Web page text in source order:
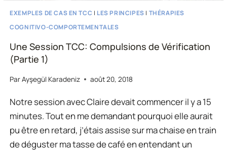
EXEMPLES DE CAS EN TCC | LES PRINCIPES | THÉRAPIES
COGNITIVO-COMPORTEMENTALES
Une Session TCC: Compulsions de Vérification
(Partie 1)
ParAyşegül Karadeniz août 20, 2018
Notre session avec Claire devait commencer il y a 15
minutes. Tout en me demandant pourquoi elle aurait
pu être en retard, j’étais assise sur ma chaise en train
de déguster ma tasse de café en entendant un